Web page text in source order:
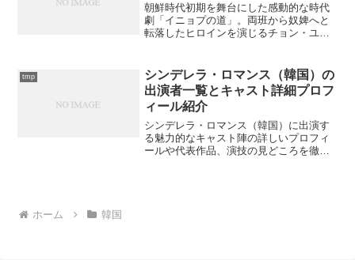
朝鮮時代初期を舞台にした感動的な時代
劇「イニョプの道」。両班から奴婢へと
転落したヒロインを演じるチョン・ユミ
ャストの詳しいプロフィールと隠された
秘話をご存知ですか？
tmp
シンデレラ・ロマンス（韓国）の
出演者一覧とキャスト詳細プロフ
ィール紹介
シンデレラ・ロマンス（韓国）に出演す
る魅力的なキャスト陣の詳しいプロフィ
ールや代表作品、演技の見どころを徹底
ホーム 韓国